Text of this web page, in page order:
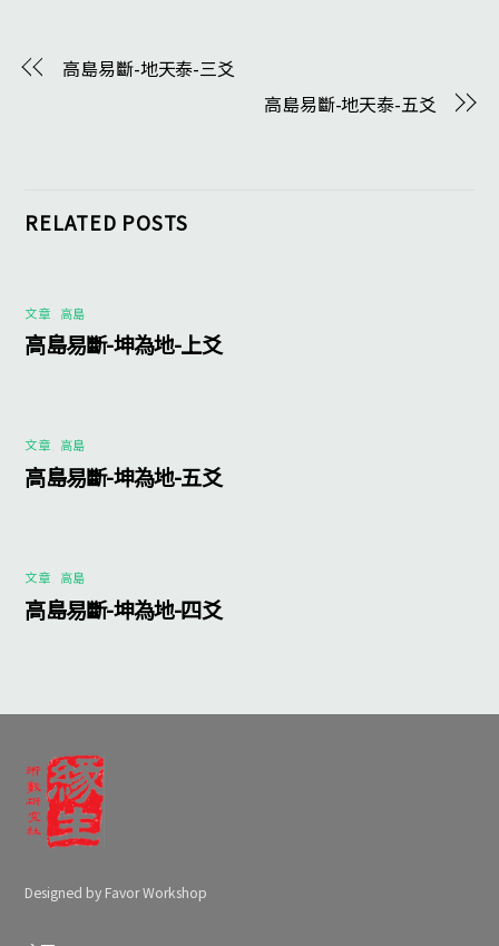
高島易斷-地天泰-三爻
高島易斷-地天泰-五爻
RELATED POSTS
文章 高島
高島易斷-坤為地-上爻
文章 高島
高島易斷-坤為地-五爻
文章 高島
高島易斷-坤為地-四爻
Designed by Favor Workshop